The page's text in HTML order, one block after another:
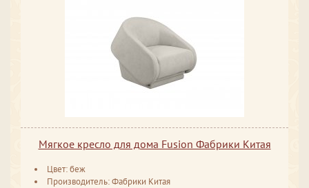
Мягкое кресло для дома Fusion Фабрики Китая
Цвет: беж
Производитель: Фабрики Китая